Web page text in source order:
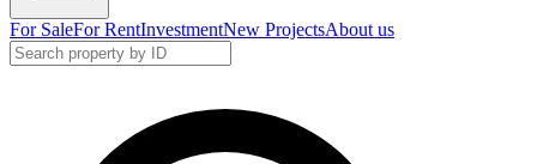
For SaleFor RentInvestmentNew ProjectsAbout us